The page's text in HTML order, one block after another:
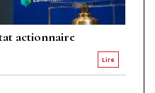
actionnaire
Lire